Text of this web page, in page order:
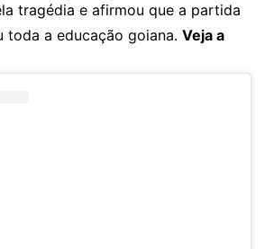
tragédia e afirmou que a partida
toda a educação goiana. Veja a